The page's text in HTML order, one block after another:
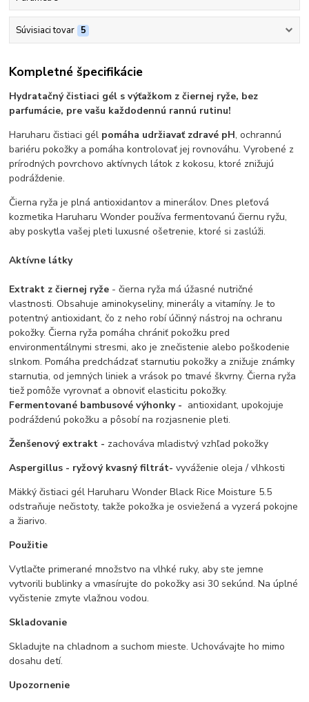
Súvisiaci tovar 5
Kompletné špecifikácie
Hydratačný čistiaci gél s výťažkom z čiernej ryže, bez
parfumácie, pre vašu každodennú rannú rutinu!
Haruharu čistiaci gél pomáha udržiavať zdravé pH, ochrannú
bariéru pokožky a pomáha kontrolovať jej rovnováhu. Vyrobené z
prírodných povrchovo aktívnych látok z kokosu, ktoré znižujú
podráždenie.
Čierna ryža je plná antioxidantov a minerálov.Dnes pleťová
kozmetika Haruharu Wonder používa fermentovanú čiernu ryžu,
aby poskytla vašej pleti luxusné ošetrenie, ktoré si zaslúži.
Aktívne látky
Extrakt z čiernej ryže - čierna ryža má úžasné nutričné
vlastnosti. Obsahuje aminokyseliny, minerály a vitamíny. Je to
potentný antioxidant, čo z neho robí účinný nástroj na ochranu
pokožky. Čierna ryža pomáha chrániť pokožku pred
environmentálnymi stresmi, ako je znečistenie alebo poškodenie
slnkom. Pomáha predchádzať starnutiu pokožky a znižuje známky
starnutia, od jemných liniek a vrások po tmavé škvrny. Čierna ryža
tiež pomôže vyrovnať a obnoviť elasticitu pokožky.
Fermentované bambusové výhonky - antioxidant, upokojuje
podráždenú pokožku a pôsobí na rozjasnenie pleti.
Ženšenový extrakt - zachováva mladistvý vzhľad pokožky
Aspergillus - ryžový kvasný filtrát-vyváženie oleja / vlhkosti
Mäkký čistiaci gél Haruharu Wonder Black Rice Moisture 5.5
odstraňuje nečistoty, takže pokožka je osviežená a vyzerá pokojne
a žiarivo.
Použitie
Vytlačte primerané množstvo na vlhké ruky, aby ste jemne
vytvorili bublinky a vmasírujte do pokožky asi 30 sekúnd. Na úplné
vyčistenie zmyte vlažnou vodou.
Skladovanie
Skladujte na chladnom a suchom mieste. Uchovávajte ho mimo
dosahu detí.
Upozornenie